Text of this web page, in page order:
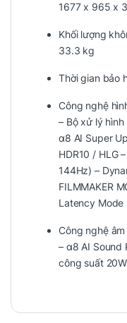
1677 x 965 x
Khối lượng
33.3 kg
Thời gian bảo
Công nghệ
– Bộ xử lý
α8 AI Super
HDR10 / HLG
144Hz) –
FILMMAKER
Latency Mode
Công nghệ
– α8 AI Sound
công suất